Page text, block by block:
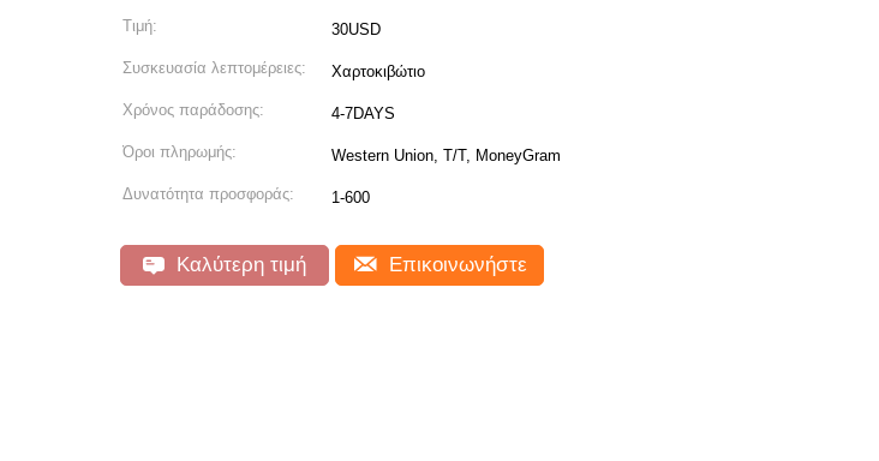
Τιμή: 30USD
Συσκευασία λεπτομέρειες: Χαρτοκιβώτιο
Χρόνος παράδοσης: 4-7DAYS
Όροι πληρωμής: Western Union, T/T, MoneyGram
Δυνατότητα προσφοράς: 1-600
Καλύτερη τιμή Επικοινωνήστε